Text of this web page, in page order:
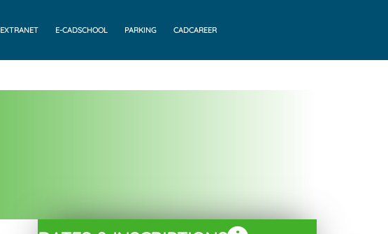
EXTRANET E-CADSCHOOL PARKING CADCAREER